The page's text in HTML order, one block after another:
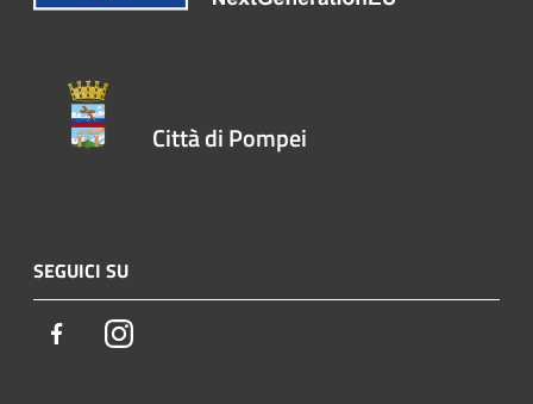
Città di Pompei
SEGUICI SU
FacebookInstagram